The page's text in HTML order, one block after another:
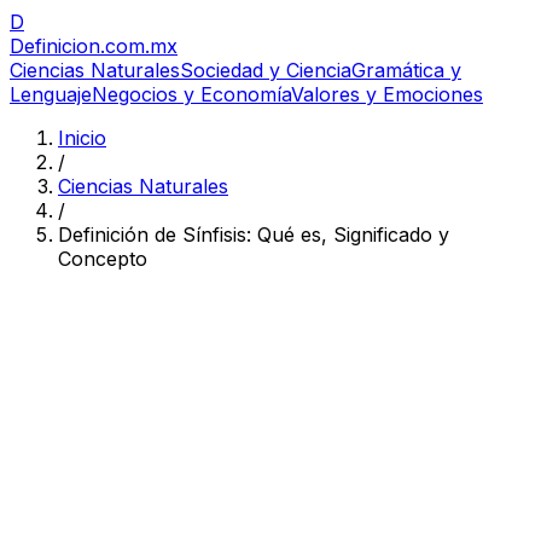
D
Definicion.com.mx
Ciencias NaturalesSociedad y CienciaGramática y
LenguajeNegocios y EconomíaValores y Emociones
Inicio
/
Ciencias Naturales
/
Definición de Sínfisis: Qué es, Significado y
Concepto